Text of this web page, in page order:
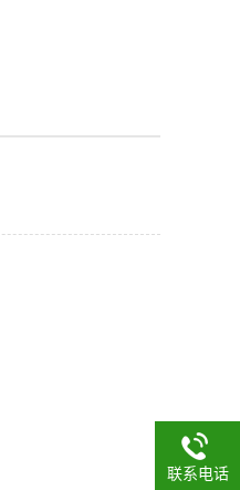
联系电话